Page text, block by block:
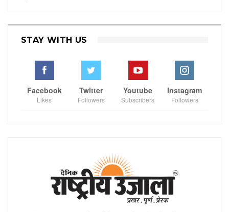
STAY WITH US
Facebook
Likes
Twitter
Followers
Youtube
Subscribers
Instagram
Followers